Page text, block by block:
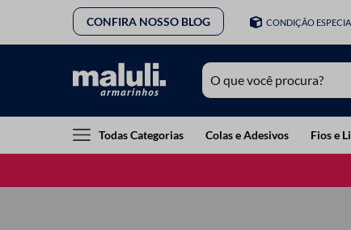
CONFIRA NOSSO BLOG CONDIÇÃO
O que você procura?
Todas Categorias Colas e Adesivos Fios e
TERMOS MAIS BUSCADOS
1º
lã